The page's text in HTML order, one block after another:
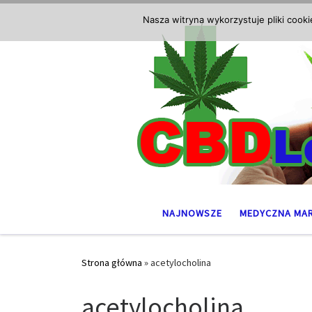
NAJNOWSZE MEDYCZNA
Strona główna »acetylocholina
Nasza witryna wykorzystuje pliki